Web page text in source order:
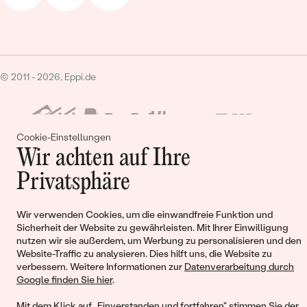
Cookie-Einstellungen
Wir achten auf Ihre
Privatsphäre
Wir verwenden Cookies, um die einwandfreie Funktion und
Sicherheit der Website zu gewährleisten. Mit Ihrer Einwilligung
nutzen wir sie außerdem, um Werbung zu personalisieren und den
Website-Traffic zu analysieren. Dies hilft uns, die Website zu
verbessern. Weitere Informationen zur Datenverarbeitung durch
Google finden Sie hier.
recycelten Materialien
Wir verpflichten uns, Ihnen Schmuck zu bieten, der nicht nur
schön aussieht, sondern auch langlebig und ethisch ist.
Entdecken Sie die vollständige Kollektion, und erleben Sie die
Schönheit und Eleganz von Schmuck in der Farbe des Jahres
2024, Peach Fuzz. Egal, ob Sie auf der Suche nach dem
perfekten Geschenk sind oder sich selbst verwöhnen
möchten, unsere Kollektion bietet für jeden etwas.
© 2011 - 2026, Eppi.de
Warenkorb
Sie haben keinen Artikel im Warenkorb